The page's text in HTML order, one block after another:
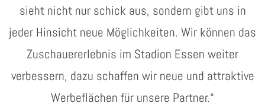
sieht nicht nur schick aus, sondern gibt uns in
jeder Hinsicht neue Möglichkeiten. Wir können das
Zuschauererlebnis im Stadion Essen weiter
verbessern, dazu schaffen wir neue und attraktive
Werbeflächen für unsere Partner.“